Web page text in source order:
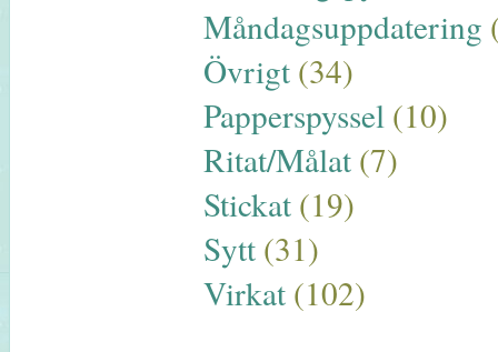
Måndagsuppdatering
Övrigt (34)
Papperspyssel (10)
Ritat/Målat (7)
Stickat (19)
Sytt (31)
Virkat (102)